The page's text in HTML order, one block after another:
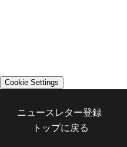
Cookie Settings
ニュースレター登録
Opens in a new window
トップに戻る